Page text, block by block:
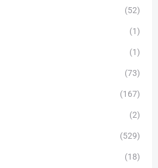
(52)
(1)
(1)
(73)
(167)
(2)
(529)
(18)